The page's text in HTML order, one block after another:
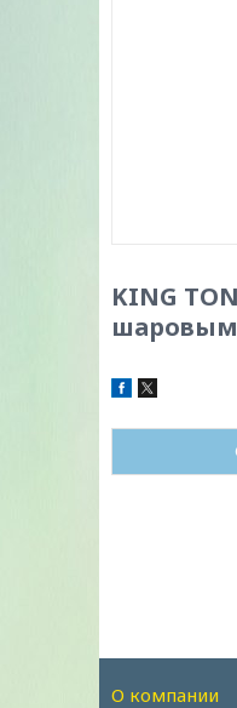
KING
шаровым
О компании